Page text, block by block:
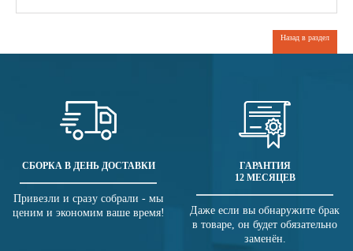
Назад в раздел
СБОРКА В ДЕНЬ ДОСТАВКИ
Привезли и сразу собрали - мы
ценим и экономим ваше время!
ГАРАНТИЯ
12 МЕСЯЦЕВ
Даже если вы обнаружите брак
в товаре, он будет обязательно
заменён.